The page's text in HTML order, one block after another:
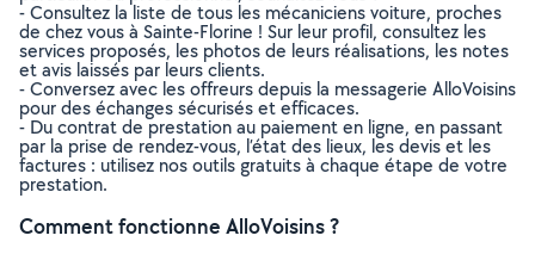
- Consultez la liste de tous les mécaniciens voiture, proches
de chez vous à Sainte-Florine ! Sur leur profil, consultez les
services proposés, les photos de leurs réalisations, les notes
et avis laissés par leurs clients.
- Conversez avec les offreurs depuis la messagerie AlloVoisins
pour des échanges sécurisés et efficaces.
- Du contrat de prestation au paiement en ligne, en passant
par la prise de rendez-vous, l’état des lieux, les devis et les
factures : utilisez nos outils gratuits à chaque étape de votre
prestation.
Comment fonctionne AlloVoisins ?